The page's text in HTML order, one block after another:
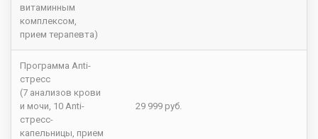
витаминным
комплексом,
прием терапевта)
Программа Anti-
стресс
(7 анализов крови
и мочи, 10 Anti-
стресс-
капельницы, прием
29 999 руб.